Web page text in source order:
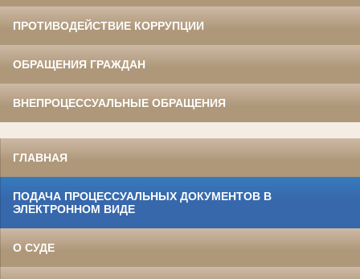
ПРОТИВОДЕЙСТВИЕ КОРРУПЦИИ
ОБРАЩЕНИЯ ГРАЖДАН
ВНЕПРОЦЕССУАЛЬНЫЕ ОБРАЩЕНИЯ
ГЛАВНАЯ
ПОДАЧА ПРОЦЕССУАЛЬНЫХ ДОКУМЕНТОВ В
ЭЛЕКТРОННОМ ВИДЕ
О СУДЕ